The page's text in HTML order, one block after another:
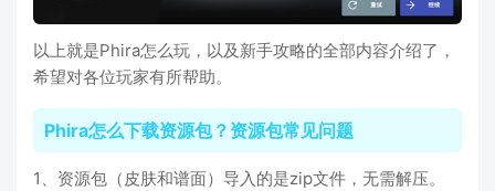
以上就是Phira怎么玩，以及新手攻略的全部内容介绍了，
希望对各位玩家有所帮助。
Phira怎么下载资源包？资源包常见问题
1、资源包（皮肤和谱面）导入的是zip文件，无需解压。